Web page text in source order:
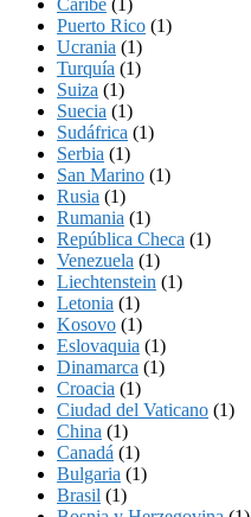
Puerto Rico (1)
Ucrania (1)
Turquía (1)
Suiza (1)
Suecia (1)
Sudáfrica (1)
Serbia (1)
San Marino (1)
Rusia (1)
Rumania (1)
República Checa (1)
Venezuela (1)
Liechtenstein (1)
Letonia (1)
Kosovo (1)
Eslovaquia (1)
Dinamarca (1)
Croacia (1)
Ciudad del Vaticano (1)
China (1)
Canadá (1)
Bulgaria (1)
Brasil (1)